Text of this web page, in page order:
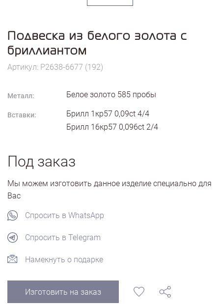
Подвеска из белого золота с
бриллиантом
Артикул: P2638-6677 (192)
Металл: Белое золото 585 пробы
Вставки:
Брилл 1кр57 0,09ct 4/4
Брилл 16кр57 0,096ct 2/4
Под заказ
Мы можем изготовить данное изделие специально для
Вас
Спросить в WhatsApp
Спросить в Telegram
Намекнуть о подарке
Изготовить на заказ